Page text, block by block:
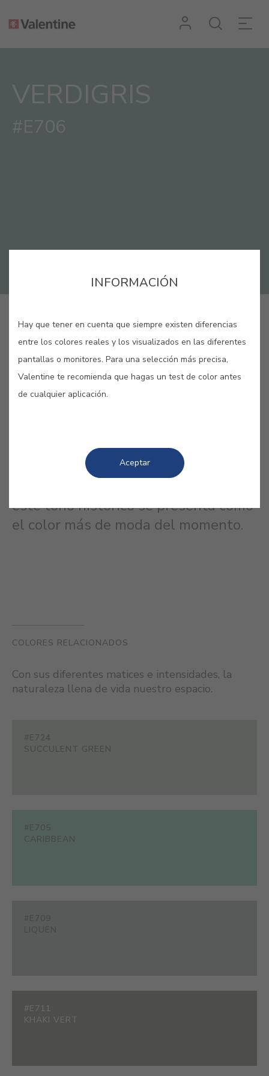
VERDIGRIS
#E706
Nombre dado al pigmento de color
verde azulado resultante de la
este tono histórico se presenta como
el color más de moda del momento.
COLORES RELACIONADOS
Con sus diferentes matices e intensidades, la
naturaleza llena de vida nuestro espacio.
#E724
SUCCULENT GREEN
#E705
CARIBBEAN
#E711
KHAKI VERT
INFORMACIÓN
Hay que tener en cuenta que siempre existen diferencias
entre los colores reales y los visualizados en las diferentes
pantallas o monitores. Para una selección más precisa,
Valentine te recomienda que hagas un test de color antes
de cualquier aplicación.
Aceptar